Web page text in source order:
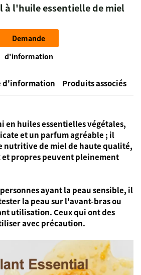
à l'huile essentielle de miel
Demande
d'information
d'information Produits associés
en huiles essentielles végétales,
et un parfum agréable ; il
nutritive de miel de haute qualité,
et propres peuvent pleinement
ayant la peau sensible, il
la peau sur l'avant-bras ou
utilisation. Ceux qui ont des
avec précaution.